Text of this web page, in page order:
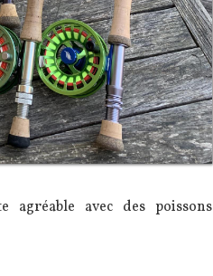
avec des poissons